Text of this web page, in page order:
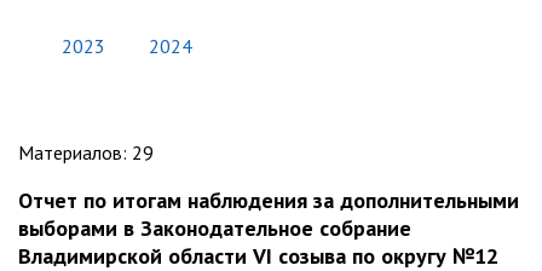
2023 2024
Материалов: 29
Отчет по итогам наблюдения за дополнительными
выборами в Законодательное собрание
Владимирской области VI созыва по округу №12